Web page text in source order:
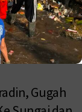
Gugah